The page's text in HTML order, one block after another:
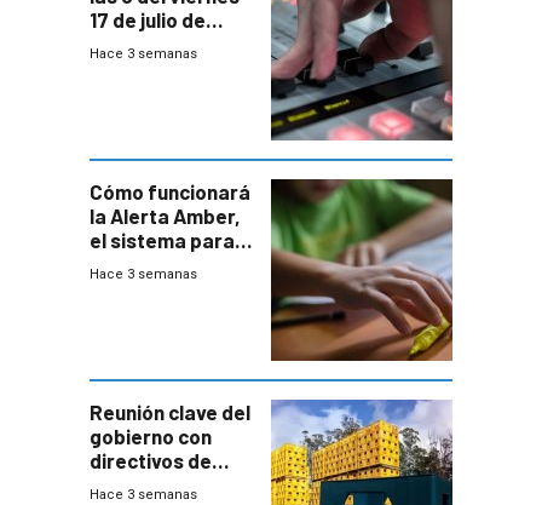
17 de julio de
2026
Hace 3 semanas
Cómo funcionará
la Alerta Amber,
el sistema para
la búsqueda
Hace 3 semanas
Reunión clave del
gobierno con
directivos de
Fábricas
Hace 3 semanas